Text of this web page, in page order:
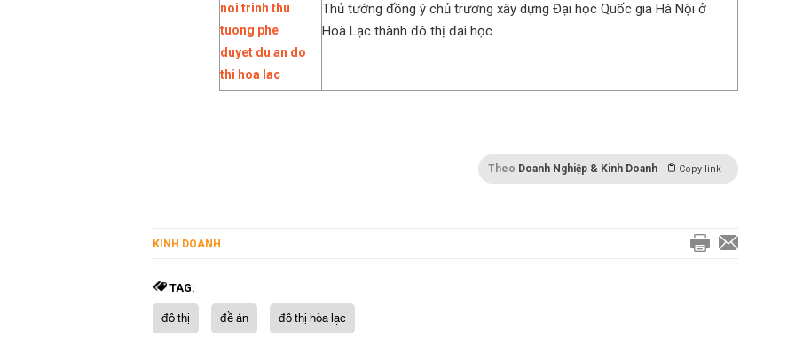
Thủ tướng đồng ý chủ trương xây dựng Đại học Quốc gia Hà Nội ở
Hoà Lạc thành đô thị đại học.
Theo Doanh Nghiệp & Kinh Doanh Copy link
KINH DOANH
TAG:
đô thị đề án đô thị hòa lạc